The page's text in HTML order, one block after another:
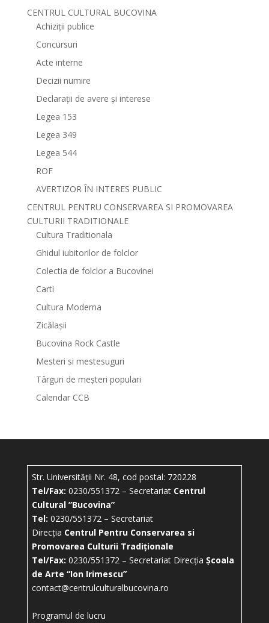
CENTRUL CULTURAL BUCOVINA
Achiziții publice
Concursuri
Acte interne
Decizii numire
Declarații de avere și interese
Legea 153
Legea 349
Legea 544
ROF
AVERTIZOR ÎN INTERES PUBLIC
CENTRUL PENTRU CONSERVAREA SI PROMOVAREA
CULTURII TRADITIONALE
Cultura Traditionala
Ghidul iubitorilor de folclor
Colectia de folclor a Bucovinei
Carti
Cultura Moderna
Zicălașii
Bucovina Rock Castle
Mesteri si mestesuguri
Târguri de meșteri populari
Calendar CCB
Str. Universității Nr. 48, cod postal: 720228
Tel/Fax: 0230/551372 – Secretariat Centrul
Cultural ”Bucovina”
Tel: 0230/551372 – Secretariat
Direcția Centrul Pentru Conservarea si
Promovarea Culturii Tradiționale
Tel/Fax: 0230/551372 – Secretariat Direcția Școala
de Arte “Ion Irimescu”
contact@centrulculturalbucovina.ro
Programul de lucru